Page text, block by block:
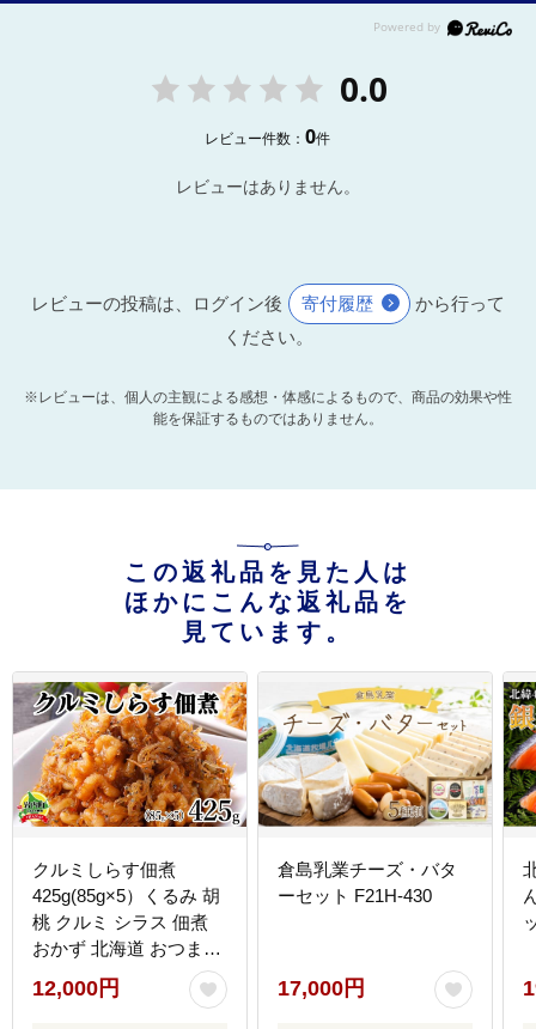
0.0
レビュー件数：0件
レビューはありません。
レビューの投稿は、ログイン後 寄付履歴
から行って
ください。
※レビューは、個人の主観による感想・体感によるもので、商品の効果や性
能を保証するものではありません。
この返礼品を見た人は
ほかにこんな返礼品を
見ています。
クルミしらす佃煮
425g(85g×5）くるみ 胡
桃 クルミ シラス 佃煮
おかず 北海道 おつまみ
045-a005
12,000円
倉島乳業チーズ・バタ
ーセット F21H-430
17,000円